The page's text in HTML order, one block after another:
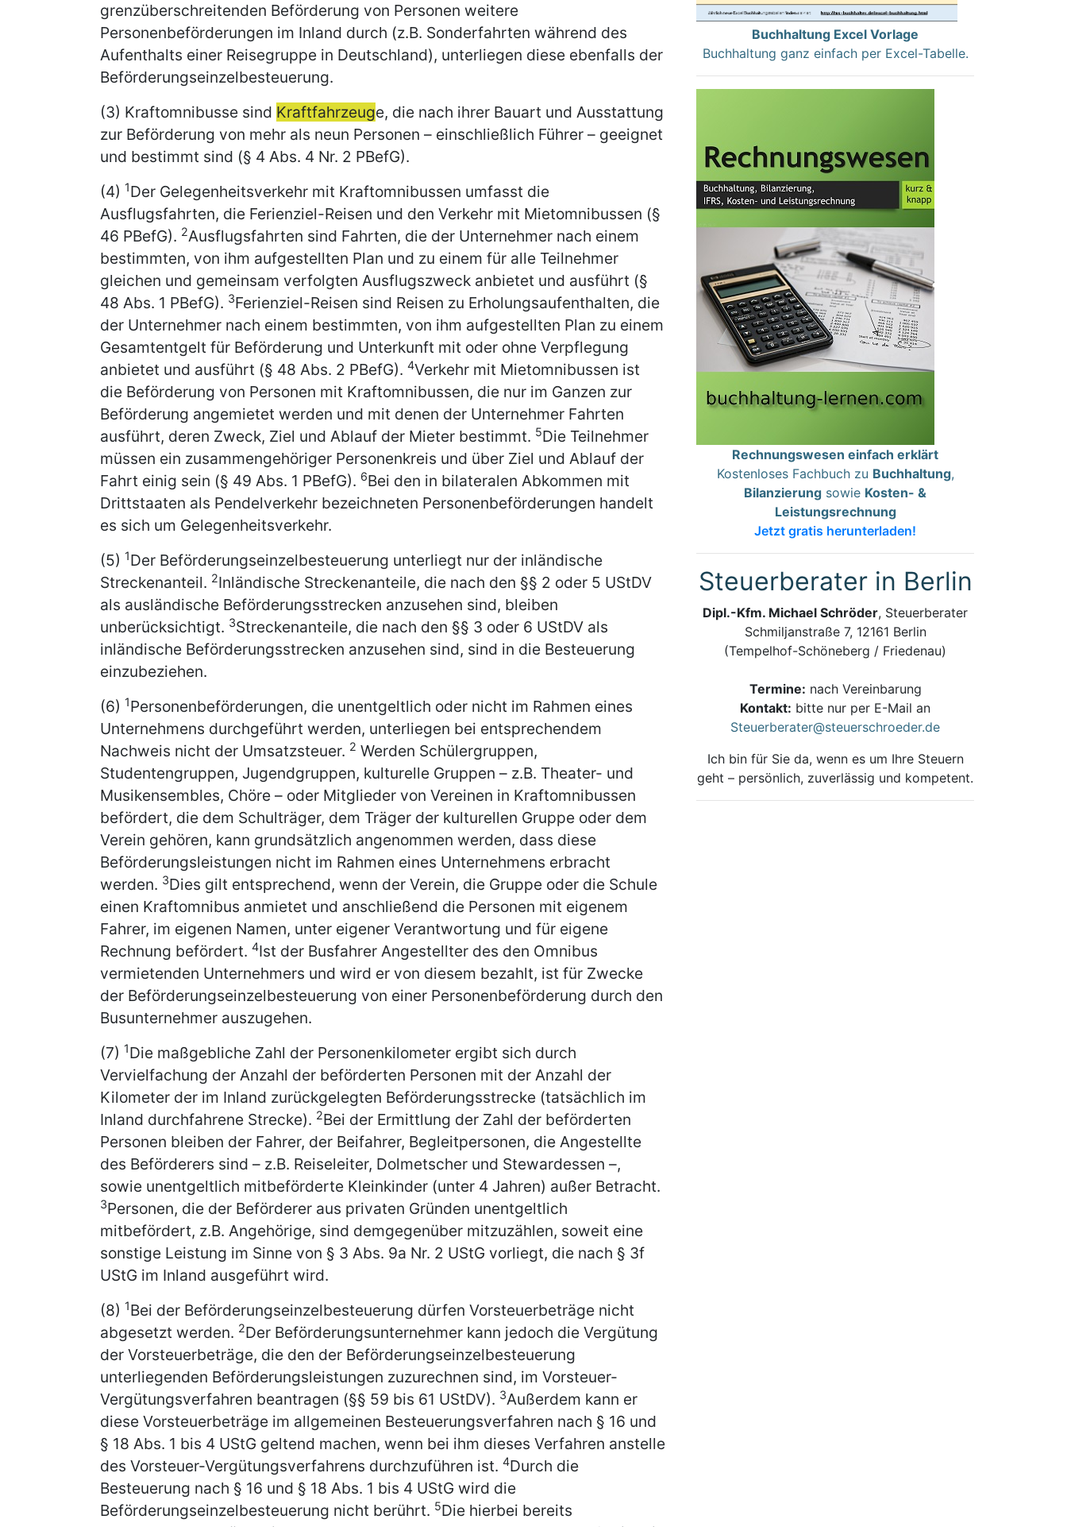
grenzüberschreitenden Beförderung von Personen weitere
Personenbeförderungen im Inland durch (z.B. Sonderfahrten während des
Aufenthalts einer Reisegruppe in Deutschland), unterliegen diese ebenfalls der
Beförderungseinzelbesteuerung.
(3) Kraftomnibusse sind Kraftfahrzeuge, die nach ihrer Bauart und Ausstattung
zur Beförderung von mehr als neun Personen – einschließlich Führer – geeignet
und bestimmt sind (§ 4 Abs. 4 Nr. 2 PBefG).
(4) 1Der Gelegenheitsverkehr mit Kraftomnibussen umfasst die
Ausflugsfahrten, die Ferienziel-Reisen und den Verkehr mit Mietomnibussen (§
46 PBefG). 2Ausflugsfahrten sind Fahrten, die der Unternehmer nach einem
bestimmten, von ihm aufgestellten Plan und zu einem für alle Teilnehmer
gleichen und gemeinsam verfolgten Ausflugszweck anbietet und ausführt (§
48 Abs. 1 PBefG). 3Ferienziel-Reisen sind Reisen zu Erholungsaufenthalten, die
der Unternehmer nach einem bestimmten, von ihm aufgestellten Plan zu einem
Gesamtentgelt für Beförderung und Unterkunft mit oder ohne Verpflegung
anbietet und ausführt (§ 48 Abs. 2 PBefG). 4Verkehr mit Mietomnibussen ist
die Beförderung von Personen mit Kraftomnibussen, die nur im Ganzen zur
Beförderung angemietet werden und mit denen der Unternehmer Fahrten
ausführt, deren Zweck, Ziel und Ablauf der Mieter bestimmt. 5Die Teilnehmer
müssen ein zusammengehöriger Personenkreis und über Ziel und Ablauf der
Fahrt einig sein (§ 49 Abs. 1 PBefG). 6Bei den in bilateralen Abkommen mit
Drittstaaten als Pendelverkehr bezeichneten Personenbeförderungen handelt
es sich um Gelegenheitsverkehr.
(5) 1Der Beförderungseinzelbesteuerung unterliegt nur der inländische
Streckenanteil. 2Inländische Streckenanteile, die nach den §§ 2 oder 5 UStDV
als ausländische Beförderungsstrecken anzusehen sind, bleiben
unberücksichtigt. 3Streckenanteile, die nach den §§ 3 oder 6 UStDV als
inländische Beförderungsstrecken anzusehen sind, sind in die Besteuerung
einzubeziehen.
(6) 1Personenbeförderungen, die unentgeltlich oder nicht im Rahmen eines
Unternehmens durchgeführt werden, unterliegen bei entsprechendem
Nachweis nicht der Umsatzsteuer. 2 Werden Schülergruppen,
Studentengruppen, Jugendgruppen, kulturelle Gruppen – z.B. Theater- und
Musikensembles, Chöre – oder Mitglieder von Vereinen in Kraftomnibussen
befördert, die dem Schulträger, dem Träger der kulturellen Gruppe oder dem
Verein gehören, kann grundsätzlich angenommen werden, dass diese
Beförderungsleistungen nicht im Rahmen eines Unternehmens erbracht
werden. 3Dies gilt entsprechend, wenn der Verein, die Gruppe oder die Schule
einen Kraftomnibus anmietet und anschließend die Personen mit eigenem
Fahrer, im eigenen Namen, unter eigener Verantwortung und für eigene
Rechnung befördert. 4Ist der Busfahrer Angestellter des den Omnibus
vermietenden Unternehmers und wird er von diesem bezahlt, ist für Zwecke
der Beförderungseinzelbesteuerung von einer Personenbeförderung durch den
Busunternehmer auszugehen.
(7) 1Die maßgebliche Zahl der Personenkilometer ergibt sich durch
Vervielfachung der Anzahl der beförderten Personen mit der Anzahl der
Kilometer der im Inland zurückgelegten Beförderungsstrecke (tatsächlich im
Inland durchfahrene Strecke). 2Bei der Ermittlung der Zahl der beförderten
Personen bleiben der Fahrer, der Beifahrer, Begleitpersonen, die Angestellte
des Beförderers sind – z.B. Reiseleiter, Dolmetscher und Stewardessen –,
sowie unentgeltlich mitbeförderte Kleinkinder (unter 4 Jahren) außer Betracht.
3Personen, die der Beförderer aus privaten Gründen unentgeltlich
mitbefördert, z.B. Angehörige, sind demgegenüber mitzuzählen, soweit eine
sonstige Leistung im Sinne von § 3 Abs. 9a Nr. 2 UStG vorliegt, die nach § 3f
UStG im Inland ausgeführt wird.
(8) 1Bei der Beförderungseinzelbesteuerung dürfen Vorsteuerbeträge nicht
abgesetzt werden. 2Der Beförderungsunternehmer kann jedoch die Vergütung
der Vorsteuerbeträge, die den der Beförderungseinzelbesteuerung
unterliegenden Beförderungsleistungen zuzurechnen sind, im Vorsteuer-
Vergütungsverfahren beantragen (§§ 59 bis 61 UStDV). 3Außerdem kann er
diese Vorsteuerbeträge im allgemeinen Besteuerungsverfahren nach § 16 und
§ 18 Abs. 1 bis 4 UStG geltend machen, wenn bei ihm dieses Verfahren anstelle
des Vorsteuer-Vergütungsverfahrens durchzuführen ist. 4Durch die
Besteuerung nach § 16 und § 18 Abs. 1 bis 4 UStG wird die
Beförderungseinzelbesteuerung nicht berührt. 5Die hierbei bereits
Buchhaltung Excel Vorlage
Buchhaltung ganz einfach per Excel-Tabelle.
Rechnungswesen einfach erklärt
Kostenloses Fachbuch zu Buchhaltung,
Bilanzierung sowie Kosten- &
Leistungsrechnung
Jetzt gratis herunterladen!
Steuerberater in Berlin
Dipl.-Kfm. Michael Schröder, Steuerberater
Schmiljanstraße 7, 12161 Berlin
(Tempelhof-Schöneberg / Friedenau)
Termine: nach Vereinbarung
Kontakt: bitte nur per E-Mail an
Steuerberater@steuerschroeder.de
Ich bin für Sie da, wenn es um Ihre Steuern
geht – persönlich, zuverlässig und kompetent.